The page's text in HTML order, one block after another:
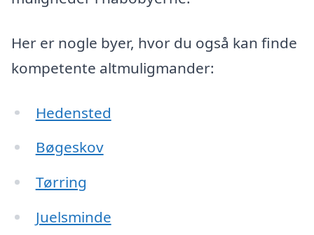
Her er nogle byer, hvor du også kan finde
kompetente altmuligmander:
Hedensted
Bøgeskov
Tørring
Juelsminde